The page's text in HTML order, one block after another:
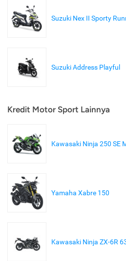
Suzuki Nex II Sporty
Suzuki Address Playful
Kredit Motor Sport Lainnya
Kawasaki Ninja 250 SE
Yamaha Xabre 150
Kawasaki Ninja ZX-6R